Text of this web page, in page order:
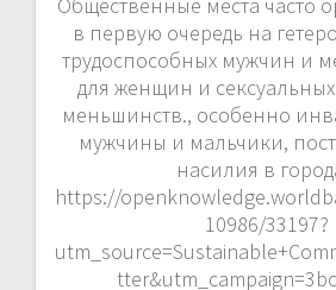
в первую очередь на
трудоспособных мужчин и
для женщин и
меньшинств., особенно
мужчины и мальчики,
насилия в
https://
10986/33197?